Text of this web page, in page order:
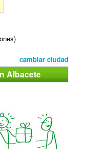
cambiar ciudad
Albacete